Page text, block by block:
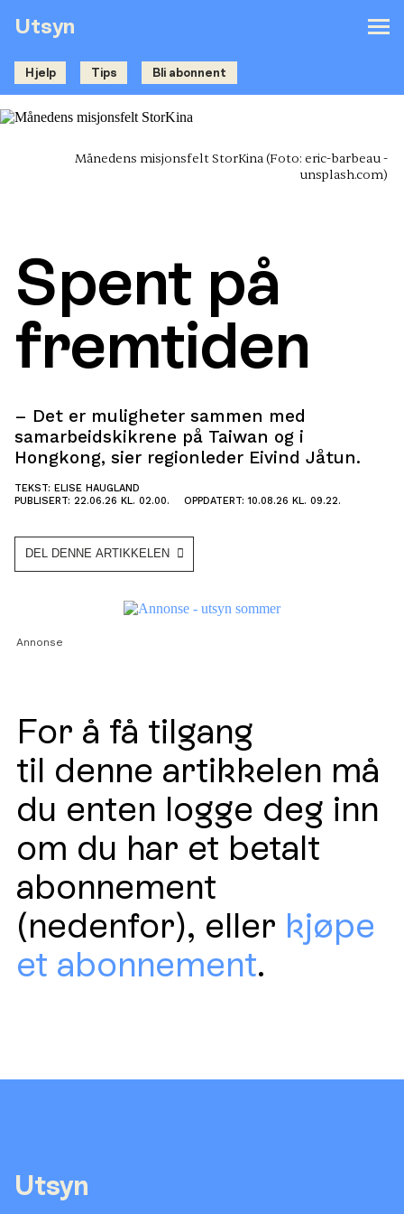
Utsyn
Hjelp Tips Bli abonnent
Månedens misjonsfelt StorKina(Foto: eric-barbeau -
unsplash.com)
Spent på
fremtiden
– Det er muligheter sammen med
samarbeidskikrene på Taiwan og i
Hongkong, sier regionleder Eivind Jåtun.
TEKST: ELISE HAUGLAND
PUBLISERT: 22.06.26 KL. 02.00.
OPPDATERT: 10.08.26 KL. 09.22.
DEL DENNE ARTIKKELEN
Annonse
For å få tilgang
til denne artikkelen må
du enten logge deg inn
om du har et betalt
abonnement
(nedenfor), eller kjøpe
et abonnement.
Utsyn